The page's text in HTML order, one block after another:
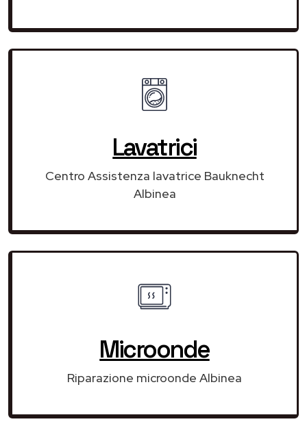
Lavatrici
Centro Assistenza lavatrice Bauknecht
Albinea
Microonde
Riparazione microonde Albinea